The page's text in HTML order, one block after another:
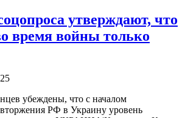
утверждают, что
время войны только
убеждены, что с началом
РФ в Украину уровень